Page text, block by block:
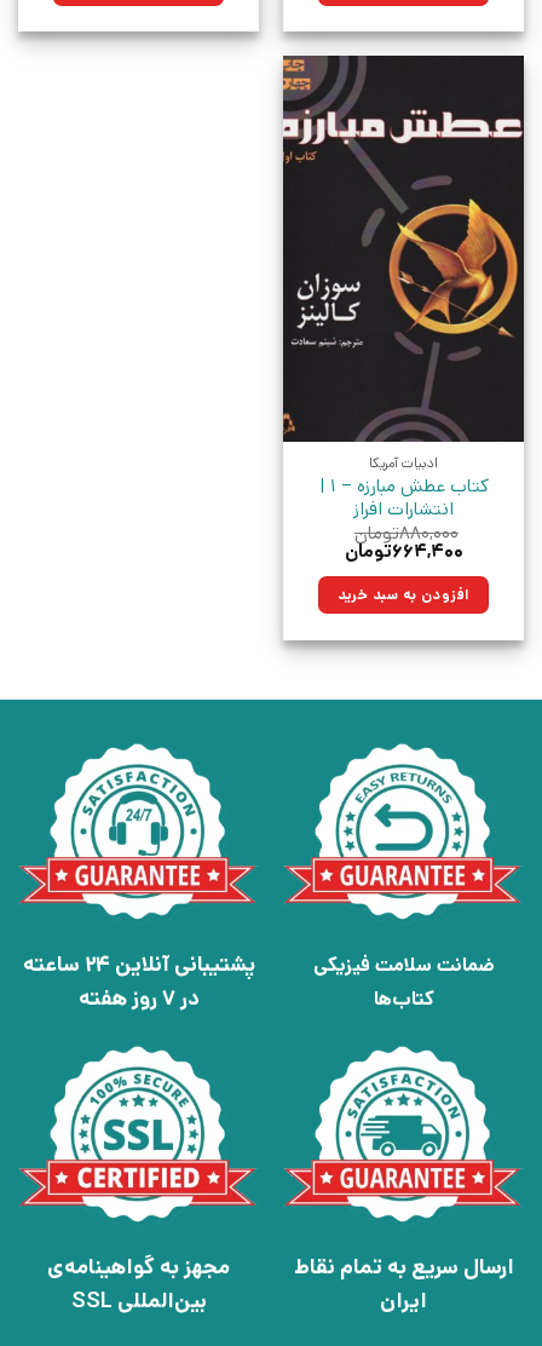
ادبیات آمریکا
کتاب عطش مبارزه – 1 |
انتشارات افراز
۸۸۰,۰۰۰تومان
قیمت
۸۸۰,۰۰۰تومان
بود.
۶۶۴,۴۰۰تومان
۶۶۴,۴۰۰تومان.افزودن به سبد خرید
ضمانت سلامت فیزیکی
کتاب‌ها
پشتیبانی آنلاین 24 ساعته
در 7 روز هفته
ارسال سریع به تمام نقاط
ایران
مجهز به گواهینامه‌ی
بین‌المللی SSL